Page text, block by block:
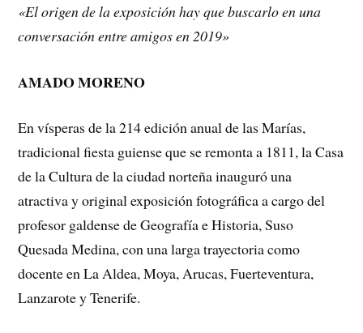
«El origen de la exposición hay que buscarlo en una
conversación entre amigos en 2019»
AMADO MORENO
En vísperas de la 214 edición anual de las Marías,
tradicional fiesta guiense que se remonta a 1811, la Casa
de la Cultura de la ciudad norteña inauguró una
atractiva y original exposición fotográfica a cargo del
profesor galdense de Geografía e Historia, Suso
Quesada Medina, con una larga trayectoria como
docente en La Aldea, Moya, Arucas, Fuerteventura,
Lanzarote y Tenerife.